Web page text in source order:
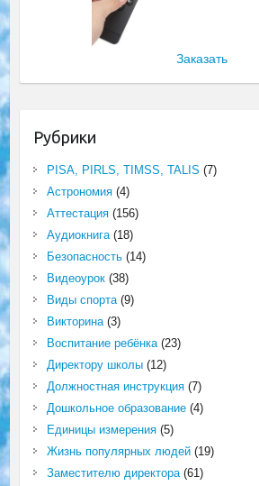
Заказать
Рубрики
PISA, PIRLS, TIMSS, TALIS (7)
Астрономия(4)
Аттестация(156)
Аудиокнига(18)
Безопасность(14)
Видеоурок(38)
Виды спорта(9)
Викторина(3)
Воспитание ребёнка(23)
Директору школы(12)
Должностная инструкция(7)
Дошкольное образование(4)
Единицы измерения(5)
Жизнь популярных людей(19)
Заместителю директора(61)